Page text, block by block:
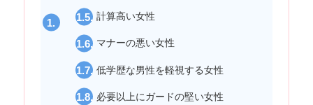
計算高い女性
マナーの悪い女性
低学歴な男性を軽視する女性
必要以上にガードの堅い女性